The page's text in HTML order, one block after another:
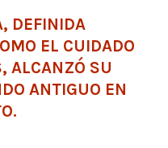
DEFINIDA
EL CUIDADO
ALCANZÓ SU
ANTIGUO EN